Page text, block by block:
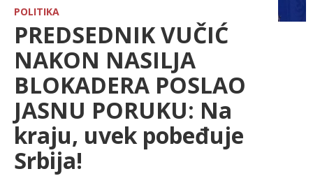
HRONIKA
FARMERI
TV
SPORT
LIFESTYLE
POLITIKA
PREDSEDNIK VUČIĆ
NAKON NASILJA
BLOKADERA POSLAO
JASNU PORUKU: Na
kraju, uvek pobeđuje
Srbija!